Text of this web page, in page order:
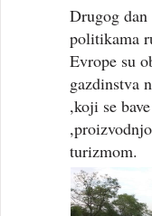
Drugog
politikama
Evrope su
gazdinstva
,koji se
turizmom.